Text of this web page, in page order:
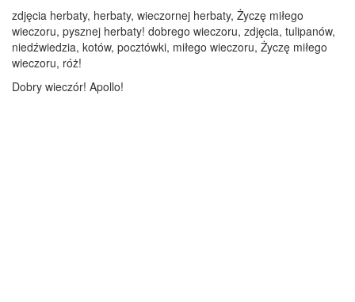
zdjęcia herbaty, herbaty, wieczornej herbaty, Życzę miłego
wieczoru, pysznej herbaty! dobrego wieczoru, zdjęcia, tulipanów,
niedźwiedzia, kotów, pocztówki, miłego wieczoru, Życzę miłego
wieczoru, róż!
Dobry wieczór! Apollo!